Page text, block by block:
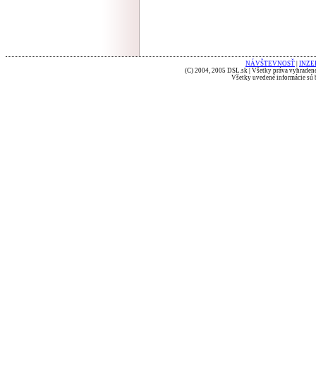
NÁVŠTEVNOSŤ
(C) 2004, 2005 DSL.sk | Všetky práva
Všetky uvedené informácie sú